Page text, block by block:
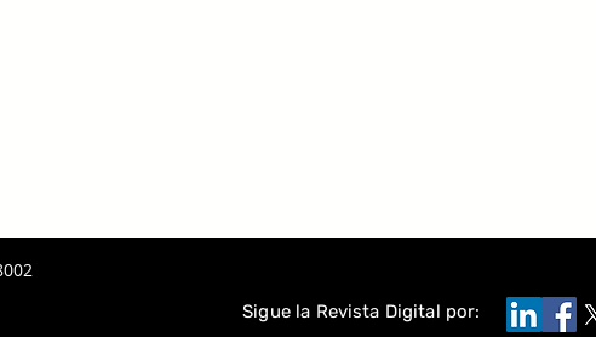
Sigue la Revista Digital por: